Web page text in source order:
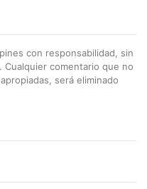
con responsabilidad, sin
Cualquier comentario que no
será eliminado